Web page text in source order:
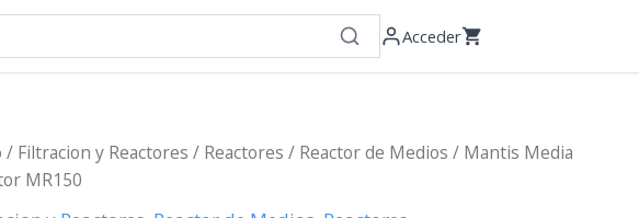
Acceder
/ Filtracion y Reactores / Reactores / Reactor de Medios / Mantis Media
MR150